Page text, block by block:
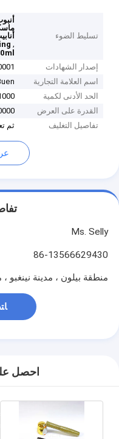
تسليط الضوء
,
إصدار الشهادات
اسم العلامة التجارية
الحد الأدنى لكمية
1000
القدرة على العرض
10000 جهاز كمبيوتر
تفاصيل التغليف
ثم
Ms. Selly
86-13566629430
منطقة بيلون ، مدينة نينغبو
احصل